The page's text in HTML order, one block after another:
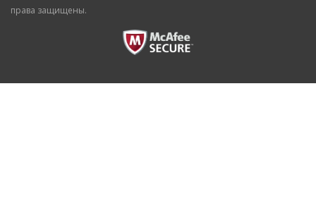
права защищены.